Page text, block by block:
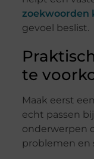
zoekwoorden
gevoel beslist.
te
Maak eerst
echt passen
onderwerpen
problemen en